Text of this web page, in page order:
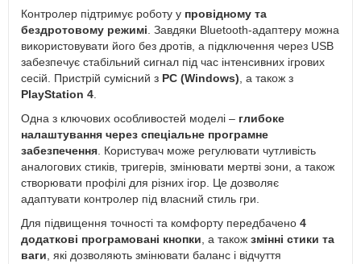
Контролер підтримує роботу у провідному та
бездротовому режимі. Завдяки Bluetooth-адаптеру можна
використовувати його без дротів, а підключення через USB
забезпечує стабільний сигнал під час інтенсивних ігрових
сесій. Пристрій сумісний з PC (Windows), а також з
PlayStation 4.
Одна з ключових особливостей моделі – глибоке
налаштування через спеціальне програмне
забезпечення. Користувач може регулювати чутливість
аналогових стиків, тригерів, змінювати мертві зони, а також
створювати профілі для різних ігор. Це дозволяє
адаптувати контролер під власний стиль гри.
Для підвищення точності та комфорту передбачено 4
додаткові програмовані кнопки, а також змінні стики та
ваги, які дозволяють змінювати баланс і відчуття